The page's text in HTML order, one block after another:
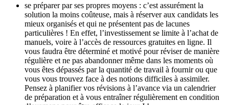
se préparer par ses propres moyens : c’est assurément la
solution la moins coûteuse, mais à réserver aux candidats les
mieux organisés et qui ne présentent pas de lacunes
particulières ! En effet, l’investissement se limite à l’achat de
manuels, voire à l’accès de ressources gratuites en ligne. Il
vous faudra être déterminé et motivé pour réviser de manière
régulière et ne pas abandonner même dans les moments où
vous êtes dépassés par la quantité de travail à fournir ou que
vous vous trouvez face à des notions difficiles à assimiler.
Pensez à planifier vos révisions à l’avance via un calendrier
de préparation et à vous entraîner régulièrement en condition